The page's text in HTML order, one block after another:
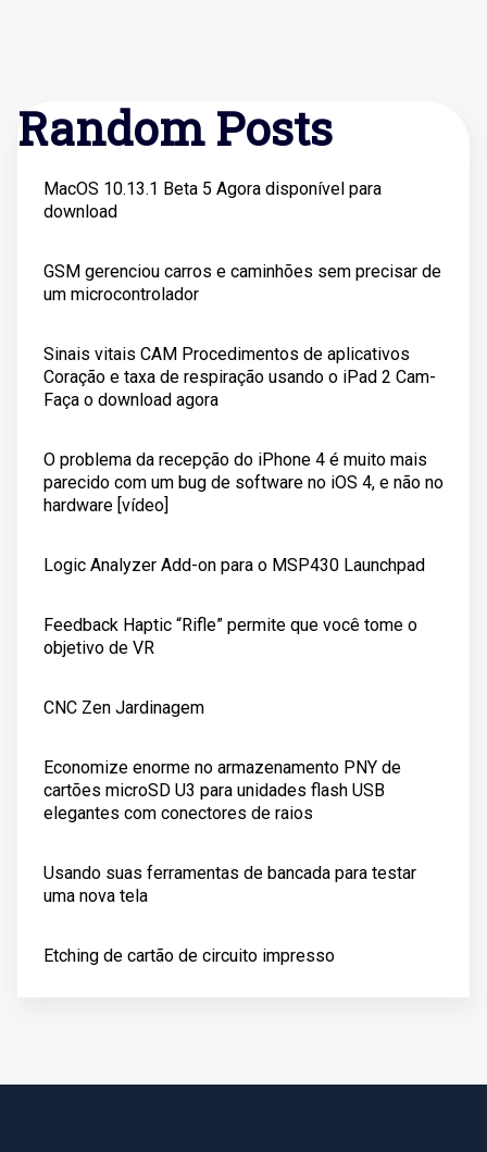
Random Posts
MacOS 10.13.1 Beta 5 Agora disponível para
download
GSM gerenciou carros e caminhões sem precisar de
um microcontrolador
Sinais vitais CAM Procedimentos de aplicativos
Coração e taxa de respiração usando o iPad 2 Cam-
Faça o download agora
O problema da recepção do iPhone 4 é muito mais
parecido com um bug de software no iOS 4, e não no
hardware [vídeo]
Logic Analyzer Add-on para o MSP430 Launchpad
Feedback Haptic “Rifle” permite que você tome o
objetivo de VR
CNC Zen Jardinagem
Economize enorme no armazenamento PNY de
cartões microSD U3 para unidades flash USB
elegantes com conectores de raios
Usando suas ferramentas de bancada para testar
uma nova tela
Etching de cartão de circuito impresso